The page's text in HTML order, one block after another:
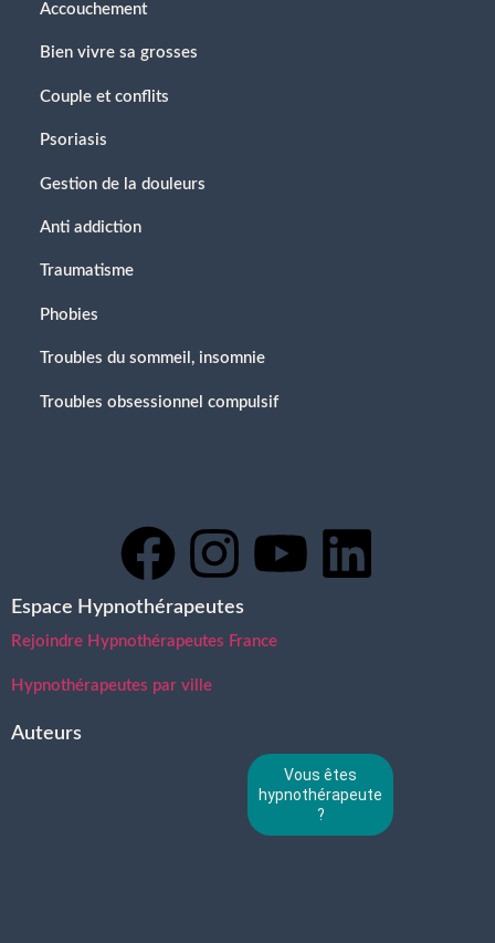
Accouchement
Bien vivre sa grosses
Couple et conflits
Psoriasis
Gestion de la douleurs
Anti addiction
Traumatisme
Phobies
Troubles du sommeil, insomnie
Troubles obsessionnel compulsif
Espace Hypnothérapeutes
Rejoindre Hypnothérapeutes France
Hypnothérapeutes par ville
Auteurs
Vous êtes
hypnothérapeute
?